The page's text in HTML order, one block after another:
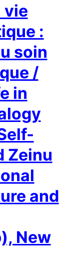
vie
:
soin
/
in
Zeinu
and
New